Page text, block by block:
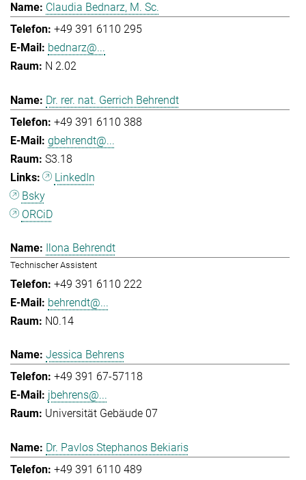
Claudia Bednarz, M. Sc.
+49 391 6110 295
bednarz@...
N 2.02
Dr. rer. nat. Gerrich Behrendt
+49 391 6110 388
gbehrendt@...
S3.18
LinkedIn
Bsky
ORCiD
Ilona Behrendt
Technischer Assistent
+49 391 6110 222
behrendt@...
N0.14
Jessica Behrens
+49 391 67-57118
jbehrens@...
Universität Gebäude 07
Dr. Pavlos Stephanos Bekiaris
+49 391 6110 489